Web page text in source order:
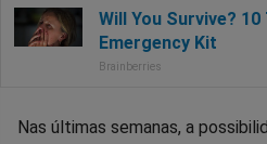
Nas últimas semanas, a